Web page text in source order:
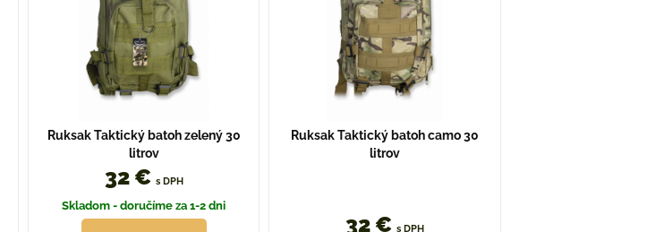
Ruksak Taktický batoh zelený 30
litrov
32 € s DPH
Skladom - doručíme za 1-2 dni
Ruksak Taktický batoh camo 30
litrov
32 €s DPH